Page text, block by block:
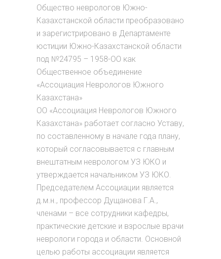
Общество неврологов Южно-
Казахстанской области преобразовано
и зарегистрировано в Департаменте
юстиции Южно-Казахстанской области
под №24795 – 1958-ОО как
Общественное объединение
«Ассоциация Неврологов Южного
Казахстана»
ОО «Ассоциация Неврологов Южного
Казахстана» работает согласно Уставу,
по составленному в начале года плану,
который согласовывается с главным
внештатным неврологом УЗ ЮКО и
утверждается начальником УЗ ЮКО.
Председателем Ассоциации является
д.м.н., профессор Дущанова Г.А.,
членами – все сотрудники кафедры,
практические детские и взрослые врачи
неврологи города и области. Основной
целью работы ассоциации является